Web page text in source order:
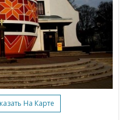
На Карте